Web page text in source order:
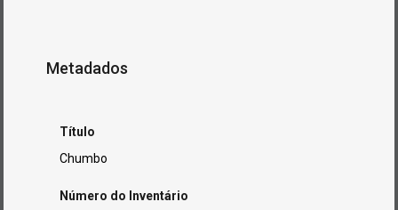
Metadados
Título
Chumbo
Número do Inventário